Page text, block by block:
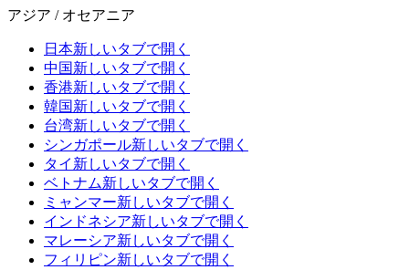
アジア / オセアニア
日本新しいタブで開く
中国新しいタブで開く
香港新しいタブで開く
韓国新しいタブで開く
台湾新しいタブで開く
シンガポール新しいタブで開く
タイ 新しいタブで開く
ベトナム新しいタブで開く
ミャンマー新しいタブで開く
インドネシア新しいタブで開く
マレーシア新しいタブで開く
フィリピン新しいタブで開く